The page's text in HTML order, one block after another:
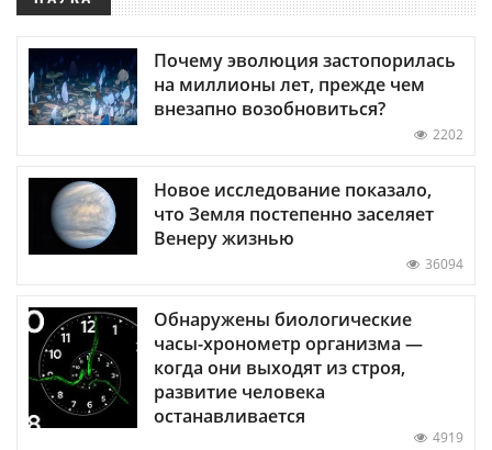
Почему эволюция застопорилась
на миллионы лет, прежде чем
внезапно возобновиться?
2202
Новое исследование показало,
что Земля постепенно заселяет
Венеру жизнью
36094
Обнаружены биологические
часы-хронометр организма —
когда они выходят из строя,
развитие человека
останавливается
4919